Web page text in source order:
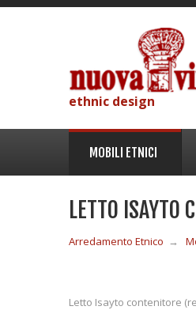
ethnic design
MOBILI ETNICI
LETTO ISAYTO
Arredamento Etnico →
Letto Isayto contenitore